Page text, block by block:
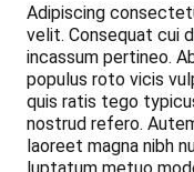
Adipiscing
velit. Consequat cui
incassum pertineo.
populus roto vicis
quis ratis tego
nostrud refero.
laoreet magna nibh